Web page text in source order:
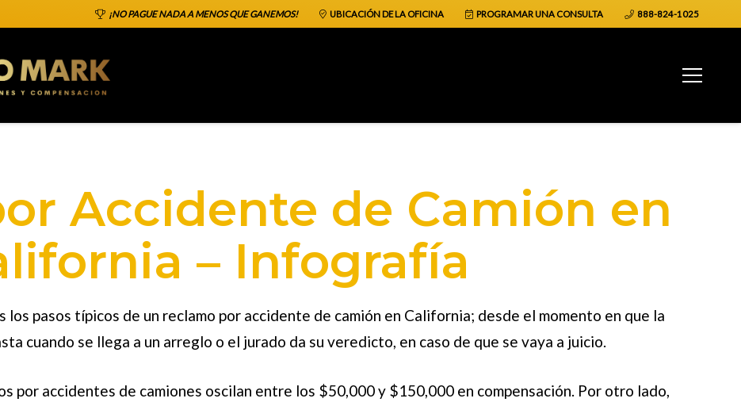
¡NO PAGUE NADA A MENOS QUE GANEMOS! UBICACIÓN DE LA OFICINA PROGRAMAR UNA CONSULTA 888-824-1025
Accidente de Camión en
– Infografía
los pasos típicos de un reclamo por accidente de camión en California; desde el momento en que la
cuando se llega a un arreglo o el jurado da su veredicto, en caso de que se vaya a juicio.
por accidentes de camiones oscilan entre los $50,000 y $150,000 en compensación. Por otro lado,